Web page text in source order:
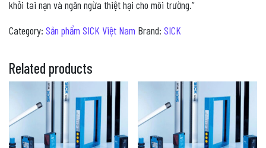
khỏi tai nạn và ngăn ngừa thiệt hại cho môi trường.”
Category: Sản phẩm SICK Việt Nam Brand: SICK
Related products